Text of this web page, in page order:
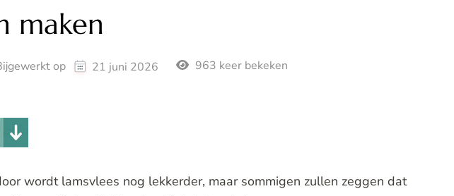
maken
op 21 juni 2026 963 keer bekeken
wordt lamsvlees nog lekkerder, maar sommigen zullen zeggen dat